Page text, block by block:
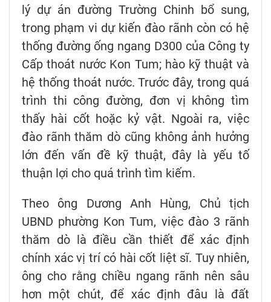
lý dự án đường Trường Chinh bổ sung,
trong phạm vi dự kiến đào rãnh còn có hệ
thống đường ống ngang D300 của Công ty
Cấp thoát nước Kon Tum; hào kỹ thuật và
hệ thống thoát nước. Trước đây, trong quá
trình thi công đường, đơn vị không tìm
thấy hài cốt hoặc kỷ vật. Ngoài ra, việc
đào rãnh thăm dò cũng không ảnh hưởng
lớn đến vấn đề kỹ thuật, đây là yếu tố
thuận lợi cho quá trình tìm kiếm.
Theo ông Dương Anh Hùng, Chủ tịch
UBND phường Kon Tum, việc đào 3 rãnh
thăm dò là điều cần thiết để xác định
chính xác vị trí có hài cốt liệt sĩ. Tuy nhiên,
ông cho rằng chiều ngang rãnh nên sâu
hơn một chút, để xác định đâu là đất